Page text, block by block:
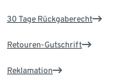
30 Tage Rückgaberecht
Retouren-Gutschrift
Reklamation